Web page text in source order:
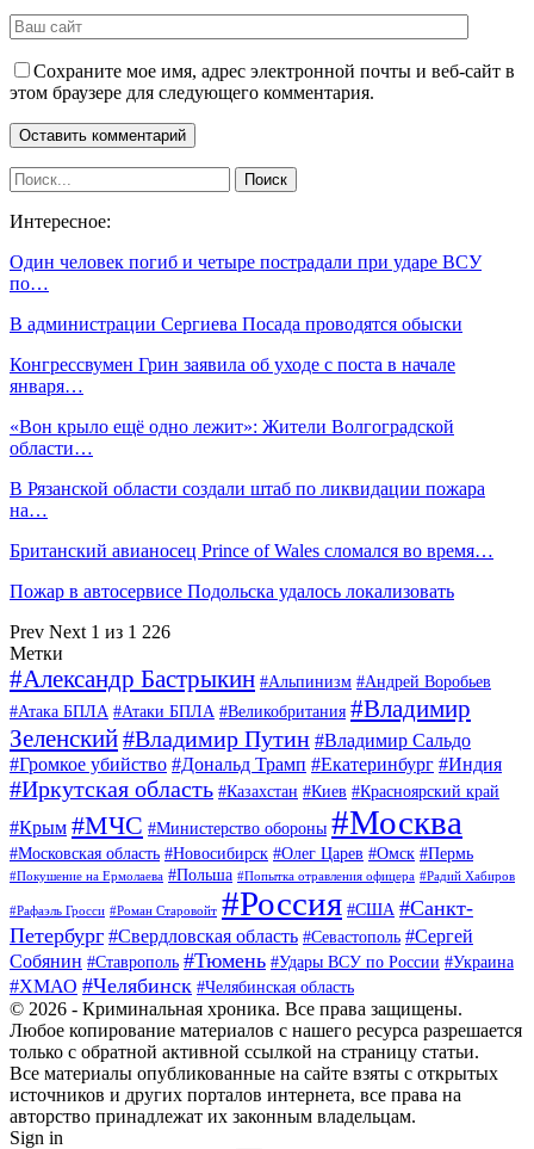
Сохраните мое имя, адрес электронной почты и веб-сайт в
этом браузере для следующего комментария.
Интересное:
Один человек погиб и четыре пострадали при ударе ВСУ
по…
В администрации Сергиева Посада проводятся обыски
Конгрессвумен Грин заявила об уходе с поста в начале
января…
«Вон крыло ещё одно лежит»: Жители Волгоградской
области…
В Рязанской области создали штаб по ликвидации пожара
на…
Британский авианосец Prince of Wales сломался во время…
Пожар в автосервисе Подольска удалось локализовать
Prev Next 1 из 1 226
Метки
#Александр Бастрыкин #Альпинизм #Андрей Воробьев
#Атака БПЛА #Атаки БПЛА #Великобритания #Владимир
Зеленский#Владимир Путин #Владимир Сальдо
#Громкое убийство #Дональд Трамп #Екатеринбург #Индия
#Иркутская область #Казахстан #Киев #Красноярский край
#Крым #МЧС #Министерство обороны #Москва
#Московская область #Новосибирск #Олег Царев #Омск #Пермь
#Покушение на Ермолаева #Польша #Попытка отравления офицера #Радий Хабиров
#Рафаэль Гросси #Роман Старовойт #Россия #США #Санкт-
Петербург #Свердловская область #Севастополь #Сергей
Собянин #Ставрополь #Тюмень #Удары ВСУ по России #Украина
#ХМАО #Челябинск #Челябинская область
© 2026 - Криминальная хроника. Все права защищены.
Любое копирование материалов с нашего ресурса разрешается
только с обратной активной ссылкой на страницу статьи.
Все материалы опубликованные на сайте взяты с открытых
источников и других порталов интернета, все права на
авторство принадлежат их законным владельцам.
Sign in